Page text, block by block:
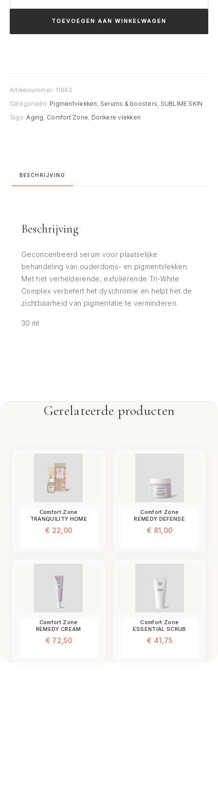
TOEVOEGEN AAN WINKELWAGEN
Artikelnummer: 11963
Categorieën: Pigmentvlekken Serums & boosters SUBLIME SKIN
Tags:Aging Comfort Zone Donkere vlekken
BESCHRIJVING
Beschrijving
Geconcentreerd serum voor plaatselijke
behandeling van ouderdoms- en pigmentvlekken.
Met het verhelderende, exfoliërende Tri-White
Complex verbetert het dyschromie en helpt het de
zichtbaarheid van pigmentatie te verminderen.
30 ml
Gerelateerde producten
Comfort Zone
TRANQUILITY HOME
€ 22,00
Comfort Zone
REMEDY DEFENSE
€ 81,00
Comfort Zone
REMEDY CREAM
€72,50
Comfort Zone
ESSENTIAL SCRUB
€ 41,75